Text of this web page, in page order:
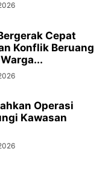
Cepat
Konflik Beruang
Operasi
Kawasan